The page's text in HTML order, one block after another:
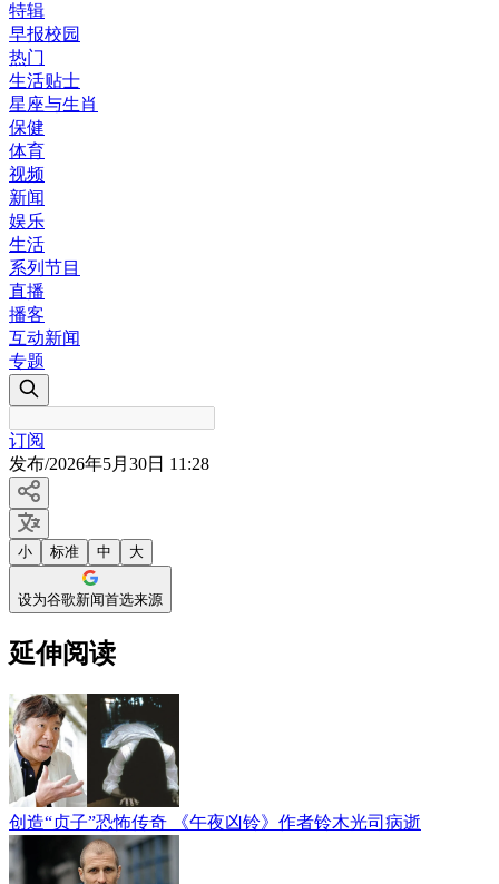
特辑
早报校园
热门
生活贴士
星座与生肖
保健
体育
视频
新闻
娱乐
生活
系列节目
直播
播客
互动新闻
专题
订阅
发布/2026年5月30日 11:28
小 标准 中 大
设为谷歌新闻首选来源
延伸阅读
创造“贞子”恐怖传奇 《午夜凶铃》作者铃木光司病逝